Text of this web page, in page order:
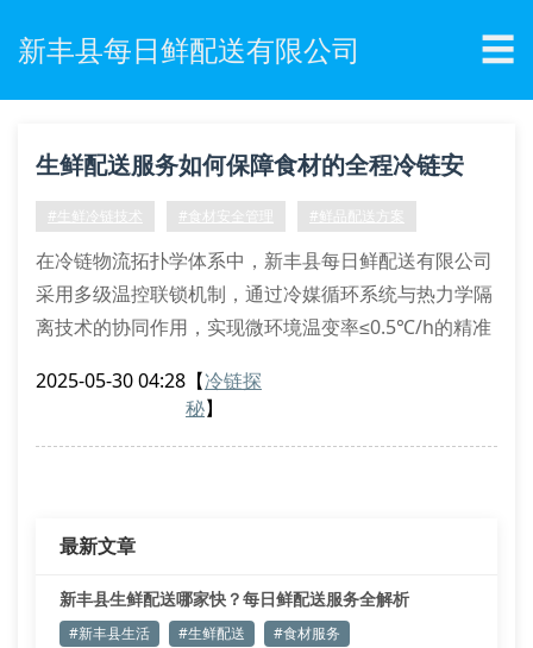
新丰县每日鲜配送有限公司 ☰
生鲜配送服务如何保障食材的全程冷链安
全？
#生鲜冷链技术 #食材安全管理 #鲜品配送方案
在冷链物流拓扑学体系中，新丰县每日鲜配送有限公司
采用多级温控联锁机制，通过冷媒循环系统与热力学隔
离技术的协同作用，实现微环境温变率≤0.5℃/h的精准
快速冷却、梯度降温驻存以及恒压运输前处理，确保叶
2025-05-30 04:28 【冷链探
秘】
最新文章
新丰县生鲜配送哪家快？每日鲜配送服务全解析
#新丰县生活 #生鲜配送 #食材服务